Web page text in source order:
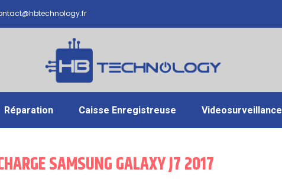
Réparation Caisse Enregistreuse Videosurveillance
SAMSUNG GALAXY J7 2017